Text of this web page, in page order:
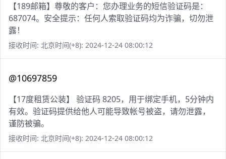
【189邮箱】尊敬的客户：您办理业务的短信验证码是：
687074。安全提示：任何人索取验证码均为诈骗，切勿泄
露！
接收时间: 北京时间(+8): 2024-12-24 08:00:12
@10697859
【17度租赁公装】 验证码 8205，用于绑定手机，5分钟内
有效。验证码提供给他人可能导致帐号被盗，请勿泄露，
谨防被骗。
接收时间: 北京时间(+8): 2024-12-24 08:00:12